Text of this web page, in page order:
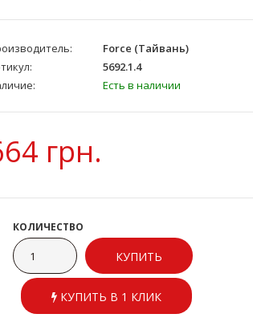
Force (Тайвань)
5692.1.4
Есть в наличии
грн.
КОЛИЧЕСТВО
КУПИТЬ В 1 КЛИК